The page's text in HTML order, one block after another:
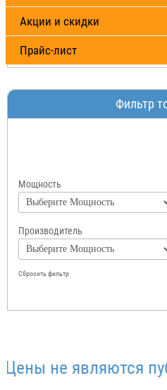
Акции и скидки
Прайс-лист
Фильтр
Мощность
Производитель
Сбросить фильтр
не являются